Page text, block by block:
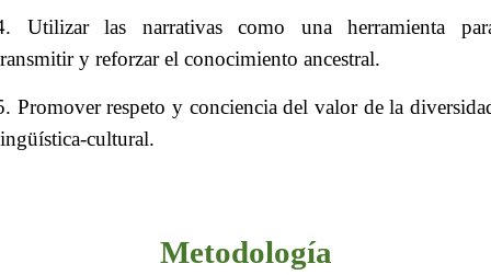
Utilizar las narrativas como una herramienta
y reforzar el conocimiento ancestral.
Promover respeto y conciencia del valor de la
cultural.
Metodología